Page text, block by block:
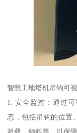
智慧工地塔机吊钩可
1. 安全监控：通过
态，包括吊钩的位置